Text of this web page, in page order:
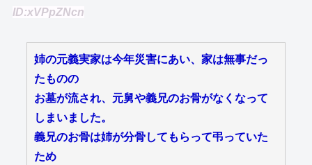
ID:xVPpZNcn
姉の元義実家は今年災害にあい、家は無事だっ
たものの
お墓が流され、元舅や義兄のお骨がなくなって
しまいました。
義兄のお骨は姉が分骨してもらって弔っていた
ため